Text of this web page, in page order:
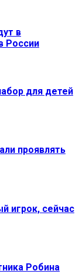
в
России
для детей
проявлять
игрок, сейчас
Робина